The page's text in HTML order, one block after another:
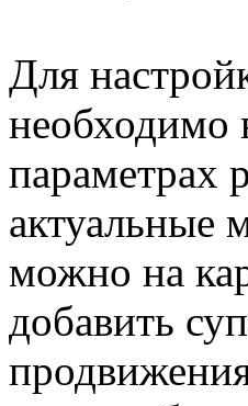
Для
необходимо
параметрах
актуальные
можно на
добавить